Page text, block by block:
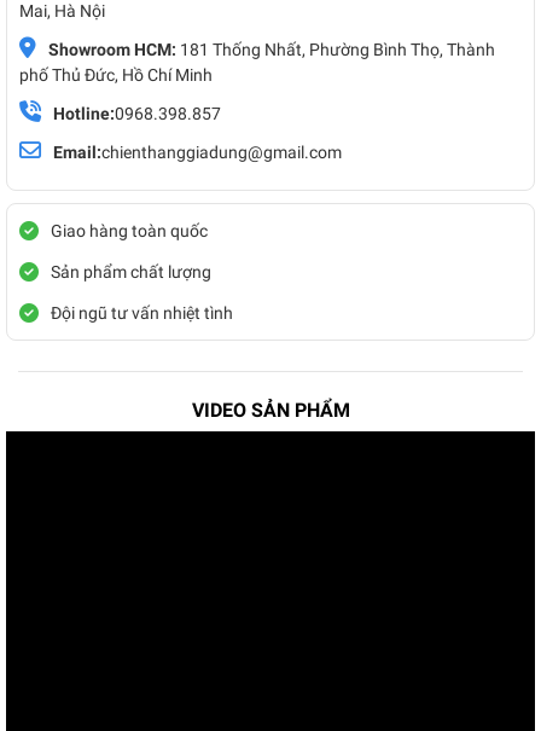
Mai, Hà Nội
Showroom HCM: 181 Thống Nhất, Phường Bình Thọ, Thành
phố Thủ Đức, Hồ Chí Minh
Hotline:0968.398.857
Email:chienthanggiadung@gmail.com
Giao hàng toàn quốc
Sản phẩm chất lượng
Đội ngũ tư vấn nhiệt tình
VIDEO SẢN PHẨM